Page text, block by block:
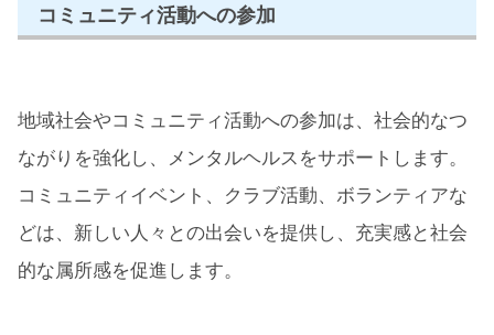
コミュニティ活動への参加
地域社会やコミュニティ活動への参加は、社会的なつ
ながりを強化し、メンタルヘルスをサポートします。
コミュニティイベント、クラブ活動、ボランティアな
どは、新しい人々との出会いを提供し、充実感と社会
的な属所感を促進します。